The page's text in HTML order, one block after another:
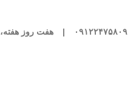
|
هفت روز هفته، ۲۴ ساعت شبانه‌روز پاسخگوی شما هستیم.